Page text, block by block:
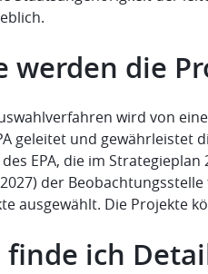
werden die
wird von
geleitet und gewährleistet
EPA, die im
der
ausgewählt. Die Projekte
finde ich